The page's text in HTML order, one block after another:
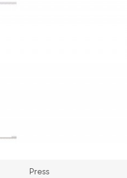
Press